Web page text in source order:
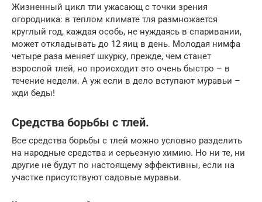
Жизненный цикл тли ужасающ с точки зрения
огородника: в теплом климате тля размножается
круглый год, каждая особь, не нуждаясь в спаривании,
может откладывать до 12 яиц в день. Молодая нимфа
четыре раза меняет шкурку, прежде, чем станет
взрослой тлей, но происходит это очень быстро – в
течение недели. А уж если в дело вступают муравьи –
жди беды!
Средства борьбы с тлей.
Все средства борьбы с тлей можно условно разделить
на народные средства и серьезную химию. Но ни те, ни
другие не будут по настоящему эффективны, если на
участке присутствуют садовые муравьи.